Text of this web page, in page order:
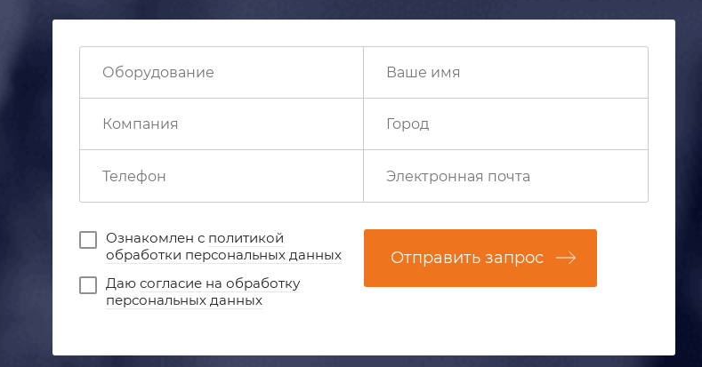
Ознакомлен с политикой
обработки персональных данных
Даю согласие на обработку
персональных данных
Отправить запрос